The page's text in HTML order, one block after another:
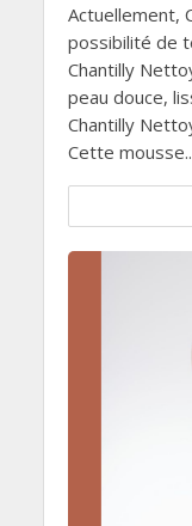
Actuellement,
possibilité de
Chantilly
peau douce,
Chantilly
Cette